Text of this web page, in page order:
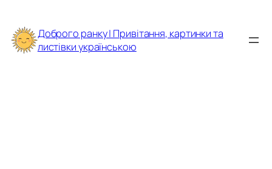
до
вмісту
Доброго ранку | Привітання, картинки та
листівки українською